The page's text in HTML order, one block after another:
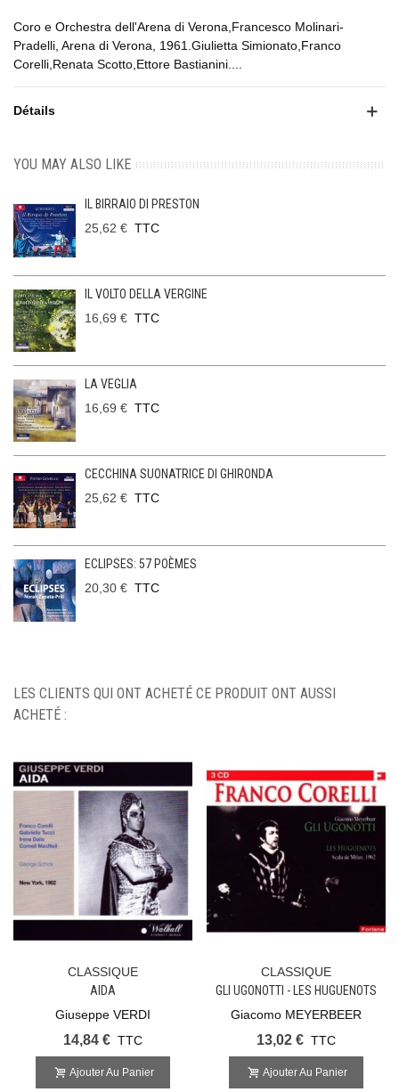
Coro e Orchestra dell'Arena di Verona,Francesco Molinari-
Pradelli, Arena di Verona, 1961.Giulietta Simionato,Franco
Corelli,Renata Scotto,Ettore Bastianini....
Détails
YOU MAY ALSO LIKE
IL BIRRAIO DI PRESTON
25,62 € TTC
IL VOLTO DELLA VERGINE
16,69 € TTC
LA VEGLIA
16,69 € TTC
CECCHINA SUONATRICE DI GHIRONDA
25,62 € TTC
ECLIPSES: 57 POÈMES
20,30 € TTC
LES CLIENTS QUI ONT ACHETÉ CE PRODUIT ONT AUSSI
ACHETÉ :
CLASSIQUE
AIDA
Giuseppe VERDI
14,84 € TTC
Ajouter Au Panier
CLASSIQUE
GLI UGONOTTI - LES HUGUENOTS
Giacomo MEYERBEER
13,02 € TTC
Ajouter Au Panier